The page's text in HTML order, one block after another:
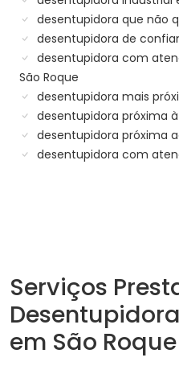
desentupidora que não
desentupidora de
desentupidora com
São Roque
desentupidora mais
desentupidora próxima
desentupidora próxima
desentupidora com
Serviços
em São Roque